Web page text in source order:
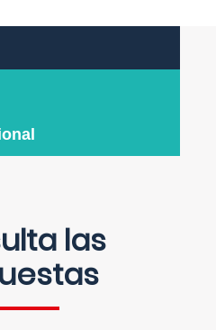
las